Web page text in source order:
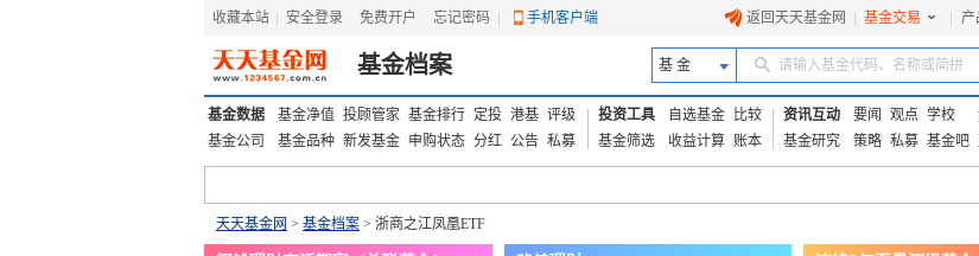
收藏本站 安全登录 免费开户 忘记密码 手机客户端 返回天天基金网 基金交易 产
基金档案 基 金 请输入基金代码、名称或简拼
基金数据 基金净值 投顾管家 基金排行 定投 港基 评级
基金公司
基金品种 新发基金 申购状态 分红 公告 私募
投资工具 自选基金
比较
基金筛选
收益计算 账本
资讯互动 要闻 观点 学校
基金研究
策略 私募 基金吧
天天基金网 > 基金档案 > 浙商之江凤凰ETF